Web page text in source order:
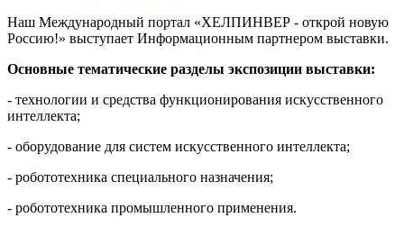
Наш Международный портал «ХЕЛПИНВЕР - открой новую
Россию!» выступает Информационным партнером выставки.
Основные тематические разделы экспозиции выставки:
- технологии и средства функционирования искусственного
интеллекта;
- оборудование для систем искусственного интеллекта;
- робототехника специального назначения;
- робототехника промышленного применения.